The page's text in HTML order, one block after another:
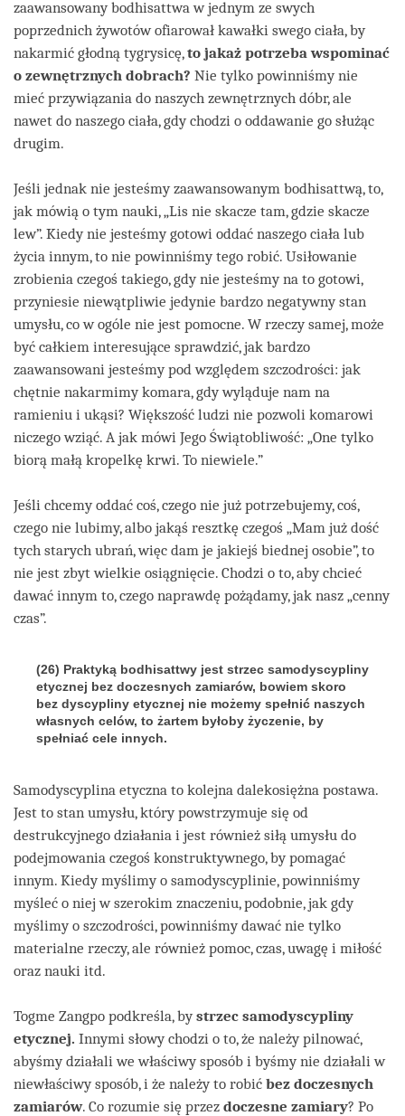
zaawansowany bodhisattwa w jednym ze swych
poprzednich żywotów ofiarował kawałki swego ciała, by
nakarmić głodną tygrysicę,to jakaż potrzeba wspominać
o zewnętrznych dobrach? Nie tylko powinniśmy nie
mieć przywiązania do naszych zewnętrznych dóbr, ale
nawet do naszego ciała, gdy chodzi o oddawanie go służąc
drugim.
Jeśli jednak nie jesteśmy zaawansowanym bodhisattwą, to,
jak mówią o tym nauki, „Lis nie skacze tam, gdzie skacze
lew”. Kiedy nie jesteśmy gotowi oddać naszego ciała lub
życia innym, to nie powinniśmy tego robić. Usiłowanie
zrobienia czegoś takiego, gdy nie jesteśmy na to gotowi,
przyniesie niewątpliwie jedynie bardzo negatywny stan
umysłu, co w ogóle nie jest pomocne. W rzeczy samej, może
być całkiem interesujące sprawdzić, jak bardzo
zaawansowani jesteśmy pod względem szczodrości: jak
chętnie nakarmimy komara, gdy wyląduje nam na
ramieniu i ukąsi? Większość ludzi nie pozwoli komarowi
niczego wziąć. A jak mówi Jego Świątobliwość: „One tylko
biorą małą kropelkę krwi. To niewiele.”
Jeśli chcemy oddać coś, czego nie już potrzebujemy, coś,
czego nie lubimy, albo jakąś resztkę czegoś „Mam już dość
tych starych ubrań, więc dam je jakiejś biednej osobie”, to
nie jest zbyt wielkie osiągnięcie. Chodzi o to, aby chcieć
dawać innym to, czego naprawdę pożądamy, jak nasz „cenny
czas”.
(26) Praktyką bodhisattwy jest strzec samodyscypliny
etycznej bez doczesnych zamiarów, bowiem skoro
bez dyscypliny etycznej nie możemy spełnić naszych
własnych celów, to żartem byłoby życzenie, by
spełniać cele innych.
Samodyscyplina etyczna to kolejna dalekosiężna postawa.
Jest to stan umysłu, który powstrzymuje się od
destrukcyjnego działania i jest również siłą umysłu do
podejmowania czegoś konstruktywnego, by pomagać
innym. Kiedy myślimy o samodyscyplinie, powinniśmy
myśleć o niej w szerokim znaczeniu, podobnie, jak gdy
myślimy o szczodrości, powinniśmy dawać nie tylko
materialne rzeczy, ale również pomoc, czas, uwagę i miłość
oraz nauki itd.
Togme Zangpo podkreśla, bystrzec samodyscypliny
etycznej. Innymi słowy chodzi o to, że należy pilnować,
abyśmy działali we właściwy sposób i byśmy nie działali w
niewłaściwy sposób, i że należy to robić bez doczesnych
zamiarów. Co rozumie się przez doczesne zamiary? Po